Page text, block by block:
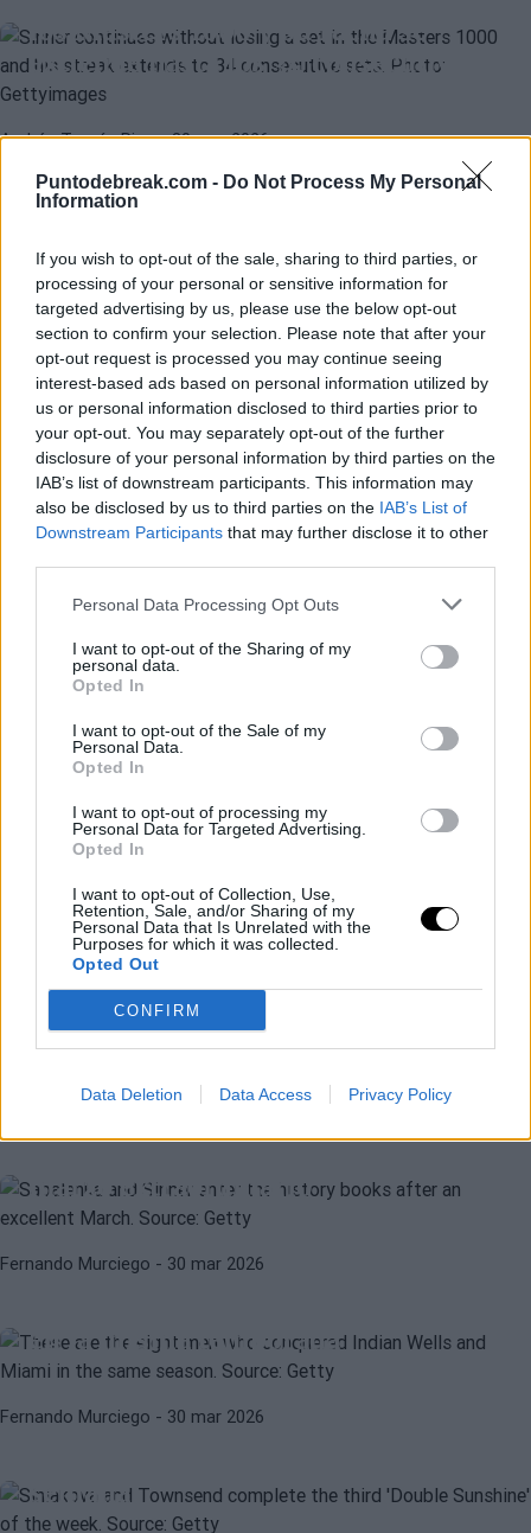
Puntodebreak.com - Do Not Process My Personal
Information
If you wish to opt-out of the sale, sharing to third parties, or
processing of your personal or sensitive information for
targeted advertising by us, please use the below opt-out
section to confirm your selection. Please note that after your
opt-out request is processed you may continue seeing
interest-based ads based on personal information utilized by
us or personal information disclosed to third parties prior to
your opt-out. You may separately opt-out of the further
disclosure of your personal information by third parties on the
IAB’s list of downstream participants. This information may
also be disclosed by us to third parties on the IAB’s List of
Downstream Participants that may further disclose it to other
Personal Data Processing Opt Outs
I want to opt-out of the Sharing of my
personal data.
Opted In
I want to opt-out of the Sale of my
Personal Data.
Opted In
I want to opt-out of processing my
Personal Data for Targeted Advertising.
Opted In
I want to opt-out of Collection, Use,
Retention, Sale, and/or Sharing of my
Personal Data that Is Unrelated with the
Purposes for which it was collected.
Opted Out
CONFIRM
Data Deletion Data Access Privacy Policy
los Masters 1000 y su racha se
extiende hasta los 34 consecutivos
Andrés Tomás Rico- 30 mar 2026
saque en Miami
Jose Morón- 30 mar 2026
El italiano ha dejado unas estadísticas absolutamente asombrosas
y nunca vistas en términos de precisión y porcentajes.
JANNIK SINNER
¡Corre, Jannik! La alocada
celebración del italiano en Miami
con el resto de su equipo
Fernando Murciego- 30 mar 2026
JANNIK SINNER
'Sincaraz' estira un mes más su
aplastante dominio
- 30 mar 2026
marzo extraordinario
Fernando Murciego - 30 mar 2026
Estos son los ocho hombres que
en la misma temporada
Fernando Murciego - 30 mar 2026
Siniakova y Townsend completan el
semana